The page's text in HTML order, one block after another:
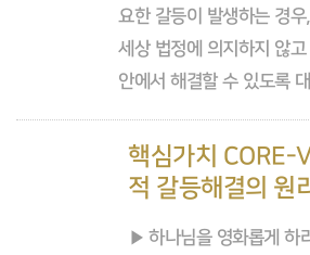
요한 갈등이 발생하는 경우,
세상 법정에 의지하지 않고
안에서 해결할 수 있도록
핵심가치 CORE-
적 갈등해결의 원
하나님을 영화롭게